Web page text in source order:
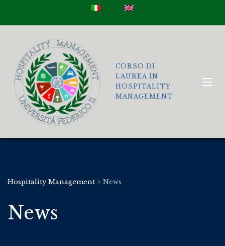
CORSO DI
LAUREA IN
HOSPITALITY
MANAGEMENT
Hospitality Management > News
News